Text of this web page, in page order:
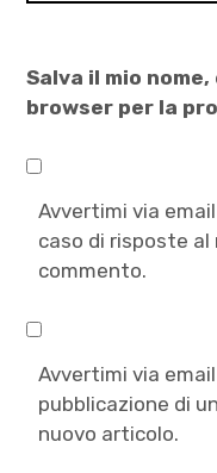
Salva il mio
browser per la
Avvertimi via
caso di risposte al
commento.
Avvertimi via
pubblicazione di un
nuovo articolo.